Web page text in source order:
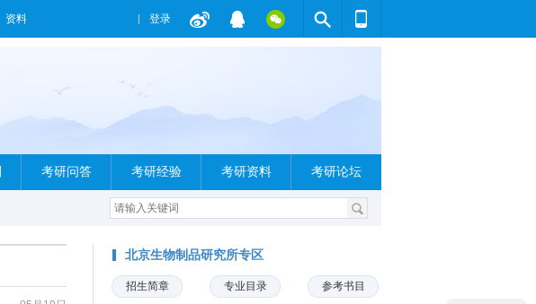
资料 登录
考研问答 考研经验 考研资料 考研论坛
北京生物制品研究所专区
招生简章 专业目录 参考书目